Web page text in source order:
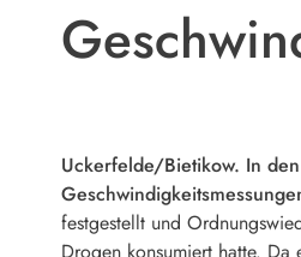
Uckerfelde/Bietikow. In
festgestellt und